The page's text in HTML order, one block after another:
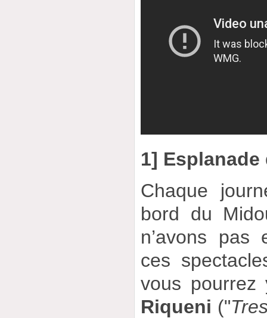
1]
Chaque
bord du
n’avons pas
ces
vous
Riqueni ("